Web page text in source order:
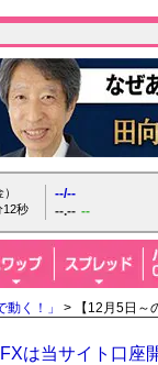
13秒
--/--
--.-- --
く！」 > 【12月5日～
は当サイト口座